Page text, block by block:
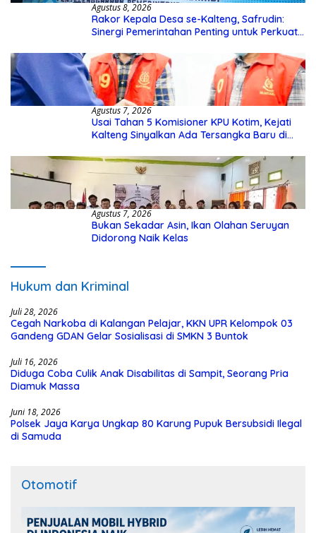
Agustus 8, 2026
Rakor Kepala Desa se-Kalteng, Safrudin:
Sinergi Pemerintahan Penting untuk Perkuat
Agustus 7, 2026
Usai Tahan 5 Komisioner KPU Kotim, Kejati
Kalteng Sinyalkan Ada Tersangka Baru di
Agustus 7, 2026
Bukan Sekadar Asin, Ikan Olahan Seruyan
Didorong Naik Kelas
Hukum dan Kriminal
Juli 28, 2026
Cegah Narkoba di Kalangan Pelajar, KKN UPR Kelompok 03
Gandeng GDAN Gelar Sosialisasi di SMKN 3 Buntok
Juli 16, 2026
Diduga Coba Culik Anak Disabilitas di Sampit, Seorang Pria
Diamuk Massa
Juni 18, 2026
Polsek Jaya Karya Ungkap 80 Karung Pupuk Bersubsidi Ilegal
di Samuda
Otomotif